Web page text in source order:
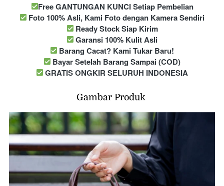
Free GANTUNGAN KUNCI Setiap Pembelian
Foto 100% Asli, Kami Foto dengan Kamera Sendiri
Ready Stock Siap Kirim
Garansi 100% Kulit Asli
Barang Cacat? Kami Tukar Baru!
Bayar Setelah Barang Sampai (COD)
GRATIS ONGKIR SELURUH INDONESIA
Gambar Produk